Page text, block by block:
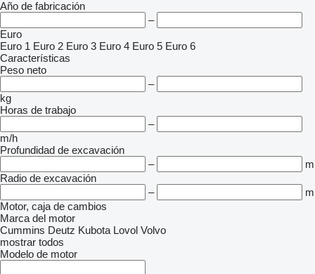
Año de fabricación
–
Euro
Euro 1 Euro 2 Euro 3 Euro 4 Euro 5 Euro 6
Características
Peso neto
–
kg
Horas de trabajo
–
m/h
Profundidad de excavación
–
m
Radio de excavación
–
m
Motor, caja de cambios
Marca del motor
Cummins Deutz Kubota Lovol Volvo
mostrar todos
Modelo de motor